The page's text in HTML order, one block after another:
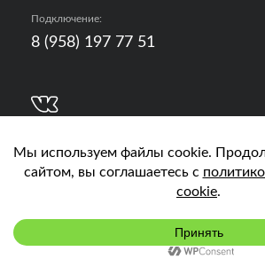
Подключить
Подключение:
8 (958) 197 77 51
Кислород